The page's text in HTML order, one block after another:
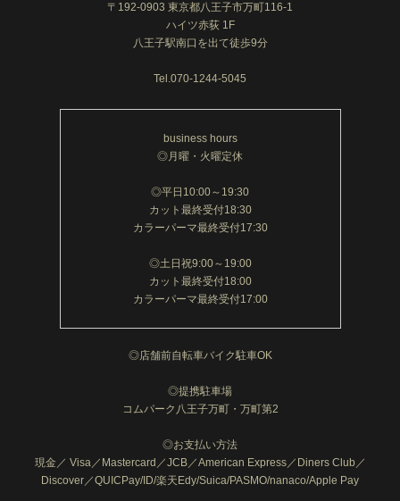
〒192-0903 東京都八王子市万町116-1
ハイツ赤荻 1F
八王子駅南口を出て徒歩9分
Tel.070-1244-5045
business hours
◎月曜・火曜定休
◎平日10:00～19:30
カット最終受付18:30
カラーパーマ最終受付17:30
◎土日祝9:00～19:00
カット最終受付18:00
カラーパーマ最終受付17:00
◎店舗前自転車バイク駐車OK
◎提携駐車場
コムパーク八王子万町・万町第2
◎お支払い方法
現金／ Visa／Mastercard／JCB／American Express／Diners Club／
Discover／QUICPay/ID/楽天Edy/Suica/PASMO/nanaco/Apple Pay